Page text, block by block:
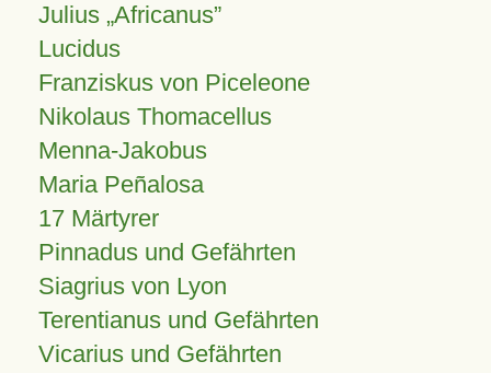
Julius Africanus
Lucidus
Franziskus von Piceleone
Nikolaus Thomacellus
Menna-Jakobus
Maria Peñalosa
17 Märtyrer
Pinnadus und Gefährten
Siagrius von Lyon
Terentianus und Gefährten
Vicarius und Gefährten